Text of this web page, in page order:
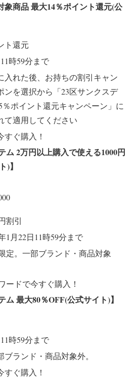
象商品 最大14％ポイント還元(公
ト還元
時59分まで
入れた後、お持ちの割引キャン
ンを選択から「23区サンクスデ
％ポイント還元キャンペーン」に
て適用してください
すぐ購入！
ム 2万円以上購入で使える1000円
)】
割引
1月22日11時59分まで
定。一部ブランド・商品対象
ードで今すぐ購入！
ム 最大80％OFF(公式サイト)】
時59分まで
ランド・商品対象外。
すぐ購入！